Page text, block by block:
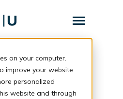
on your computer.
improve your website
personalized
website and through
Toggle
to blog